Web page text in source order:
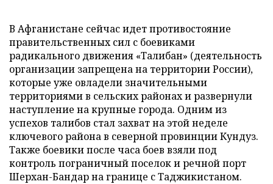
В Афганистане сейчас идет противостояние
правительственных сил с боевиками
радикального движения «Талибан» (деятельность
организации запрещена на территории России),
которые уже овладели значительными
территориями в сельских районах и развернули
наступление на крупные города. Одним из
успехов талибов стал захват на этой неделе
ключевого района в северной провинции Кундуз.
Также боевики после часа боев взяли под
контроль пограничный поселок и речной порт
Шерхан-Бандар на границе с Таджикистаном.